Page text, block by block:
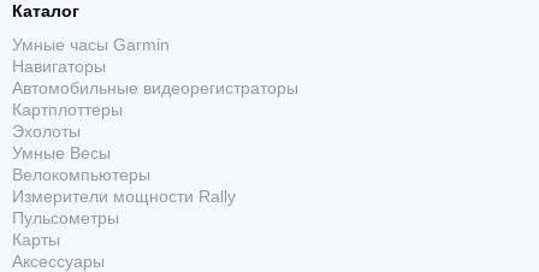
Каталог
Умные часы Garmin
Навигаторы
Автомобильные видеорегистраторы
Картплоттеры
Эхолоты
Умные Весы
Велокомпьютеры
Измерители мощности Rally
Пульсометры
Карты
Аксессуары